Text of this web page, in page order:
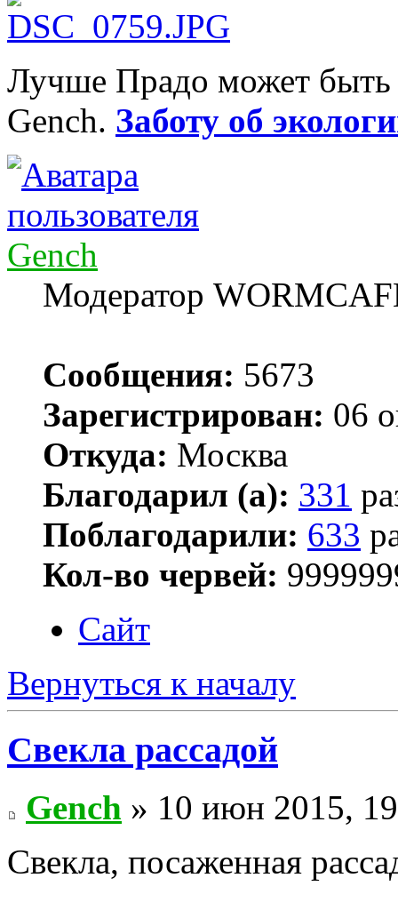
Лучше Прадо может
Gench. Заботу об
Gench
Модератор
Сообщения: 5673
Зарегистрирован: 06
Откуда: Москва
Благодарил (а): 331
Поблагодарили: 633
Кол-во червей:
Сайт
Вернуться к началу
Свекла рассадой
Gench » 10 июн 2015,
Свекла, посаженная